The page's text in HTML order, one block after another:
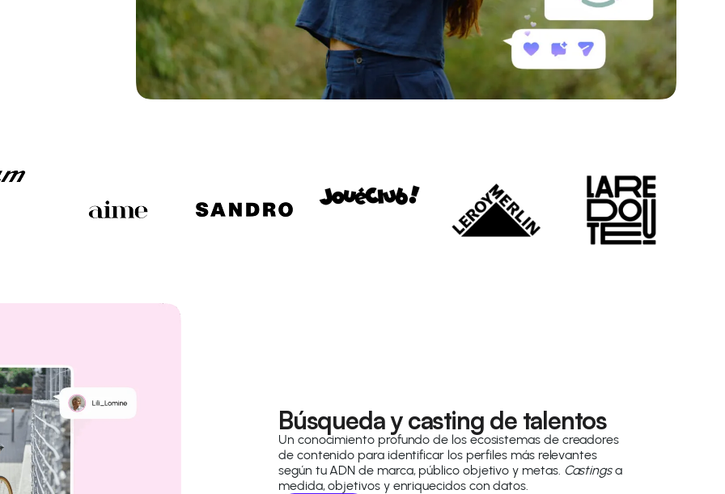
Búsqueda y casting de talentos
Un conocimiento profundo de los ecosistemas de creadores
de contenido para identificar los perfiles más relevantes
según tu ADN de marca, público objetivo y metas. Castingsa
medida, objetivos y enriquecidos con datos.